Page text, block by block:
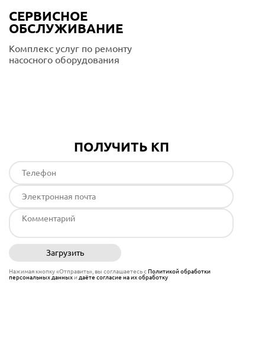
СЕРВИСНОЕ
ОБСЛУЖИВАНИЕ
Комплекс услуг по ремонту
насосного оборудования
ПОЛУЧИТЬ КП
Загрузить
Нажимая кнопку «Отправить», вы соглашаетесь сПолитикой обработки
персональных данныхи даёте согласие на их обработку